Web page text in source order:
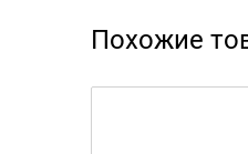
Похожие